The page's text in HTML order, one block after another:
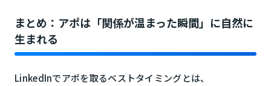
まとめ：アポは「関係が温まった瞬間」に自然に
生まれる
LinkedInでアポを取るベストタイミングとは、